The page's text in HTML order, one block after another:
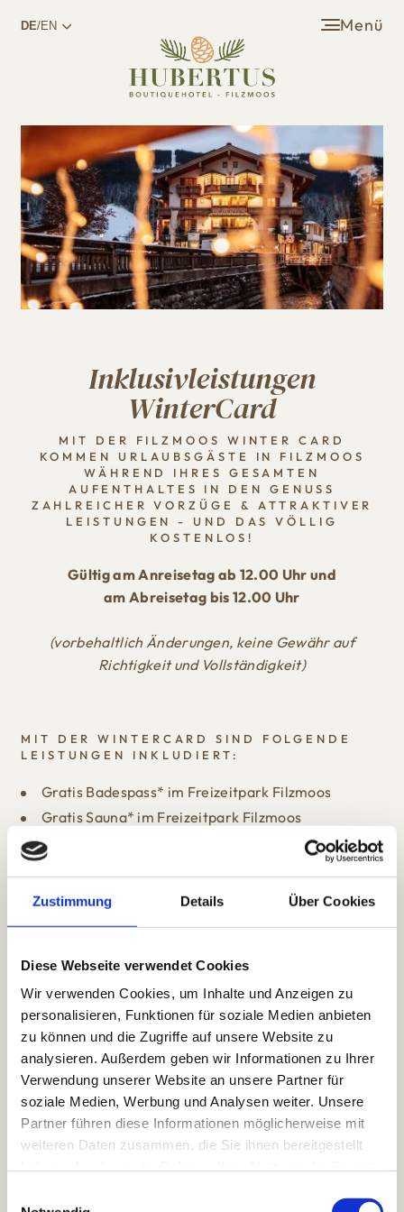
Zustimmung Details Über Cookies
Diese Webseite verwendet Cookies
Wir verwenden Cookies, um Inhalte und Anzeigen zu
personalisieren, Funktionen für soziale Medien anbieten
zu können und die Zugriffe auf unsere Website zu
analysieren. Außerdem geben wir Informationen zu Ihrer
Verwendung unserer Website an unsere Partner für
soziale Medien, Werbung und Analysen weiter. Unsere
Partner führen diese Informationen möglicherweise mit
weiteren Daten zusammen, die Sie ihnen bereitgestellt
DE/EN Menü
Inklusivleistungen
WinterCard
MIT DER FILZMOOS WINTER CARD
KOMMEN URLAUBSGÄSTE IN FILZMOOS
WÄHREND IHRES GESAMTEN
AUFENTHALTES IN DEN GENUSS
ZAHLREICHER VORZÜGE & ATTRAKTIVER
LEISTUNGEN - UND DAS VÖLLIG
KOSTENLOS!
Gültig am Anreisetag ab 12.00 Uhr und
am Abreisetag bis 12.00 Uhr
(vorbehaltlich Änderungen, keine Gewähr auf
Richtigkeit und Vollständigkeit)
MIT DER WINTERCARD SIND FOLGENDE
LEISTUNGEN INKLUDIERT:
Gratis Badespass* im Freizeitpark Filzmoos
Gratis Sauna* im Freizeitpark Filzmoos
Gratis Rodeln auf der Kleinberg Rodelbahn
Gratis Eislaufen in der Eislauf Arena Filzmoos
Gratis Kegeln* im Freizeitpark Filzmoos
Sonnenseite Filzmoos
Gratis Schnaps-, Käse- & Speck-Verkostung am
Bauernmarkt (Kirchgasshof)
Gratis Fackelwanderung* - inklusive Fackel
Gratis Schneeschuhwanderung* - inkl. Leih-
Schneeschuhe
Gratis Eintritt & Getränk bei der Weihnachtsidylle